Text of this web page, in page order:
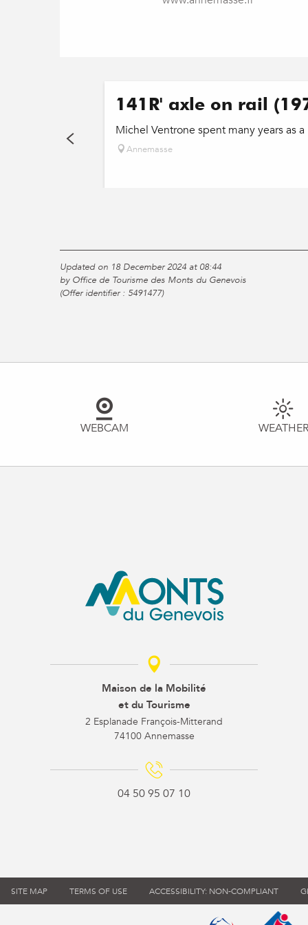
141R' axle on rail
Michel Ventrone spent many years as
Annemasse
Updated on 18 December 2024 at 08:44
by Office de Tourisme des Monts du Genevois
(Offer identifier : 5491477)
WEBCAM WEATHER
Maison de la Mobilité
et du Tourisme
2 Esplanade François-Mitterand
74100 Annemasse
04 50 95 07 10
SITE MAP TERMS OF USE ACCESSIBILITY: NON-COMPLIANT